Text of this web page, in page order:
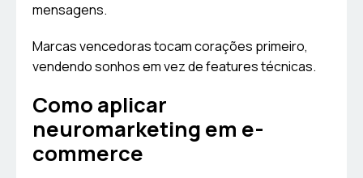
mensagens.
Marcas vencedoras tocam corações primeiro,
vendendo sonhos em vez de features técnicas.
Como aplicar
neuromarketing em e-
commerce